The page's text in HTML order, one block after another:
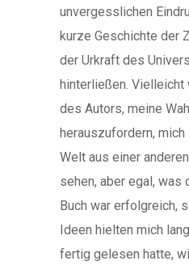
unvergesslichen
kurze Geschichte der
der Urkraft des
hinterließen.
des Autors, meine
herauszufordern,
Welt aus einer
sehen, aber egal, was
Buch war erfolgreich,
Ideen hielten mich
fertig gelesen hatte,